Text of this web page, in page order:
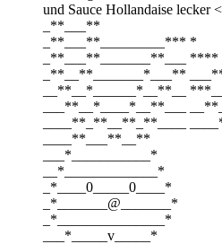
und Sauce Hollandaise lecker
_**___**
_**___**_________*** *
_**___**_______**___ ****
_**__**_______*___**
__**__*______*__**__
___**__*____*__**___
____**_**__**_**____
____**___**__**
___*___________*
__*_____________*
_*____0_____0____*
_*_______@_______*
_*_______________*
___*_____v_____*